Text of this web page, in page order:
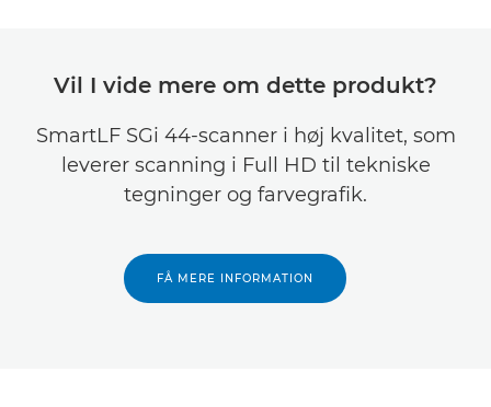
Vil I vide mere om dette produkt?
SmartLF SGi 44-scanner i høj kvalitet, som
leverer scanning i Full HD til tekniske
tegninger og farvegrafik.
FÅ MERE INFORMATION